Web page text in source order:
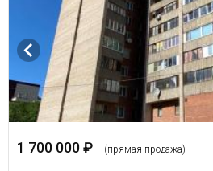
1 700 000 ₽ (прямая продажа)